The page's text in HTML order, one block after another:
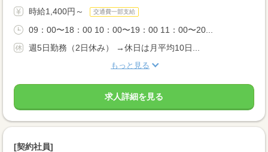
時給1,400円～ 交通費一部支給
09：00〜18：00 10：00〜19：00 11：00〜20...
週5日勤務（2日休み） →休日は月平均10日...
もっと見る
求人詳細を見る
[契約社員]